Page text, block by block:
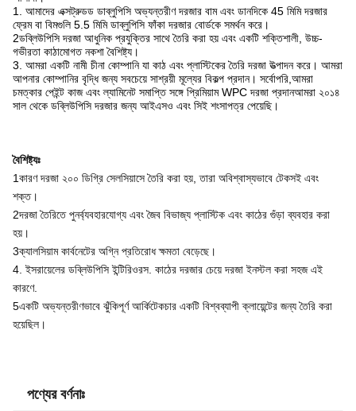
1. আমাদের এক্সট্রুডড ডাব্লুপিসি অভ্যন্তরীণ দরজার বাম এবং ডানদিকে 45 মিমি দরজার
ফ্রেম বা বিমগুলি 5.5 মিমি ডাব্লুপিসি ফাঁকা দরজার বোর্ডকে সমর্থন করে।
2ডব্লিউপিসি দরজা আধুনিক প্রযুক্তির সাথে তৈরি করা হয় এবং একটি শক্তিশালী, উচ্চ-
গভীরতা কাঠামোগত নকশা বৈশিষ্ট্য।
3. আমরা একটি নামী চীনা কোম্পানি যা কাঠ এবং প্লাস্টিকের তৈরি দরজা উত্পাদন করে। আমরা
আপনার কোম্পানির বৃদ্ধি জন্য সবচেয়ে সাশ্রয়ী মূল্যের বিকল্প প্রদান। সর্বোপরি,আমরা
চমত্কার পেইন্ট কাজ এবং ল্যামিনেট সমাপ্তি সঙ্গে প্রিমিয়াম WPC দরজা প্রদানআমরা ২০১৪
সাল থেকে ডব্লিউপিসি দরজার জন্য আইএসও এবং সিই শংসাপত্র পেয়েছি।
বৈশিষ্ট্যঃ
1কারণ দরজা ২০০ ডিগ্রি সেলসিয়াসে তৈরি করা হয়, তারা অবিশ্বাস্যভাবে টেকসই এবং
শক্ত।
2দরজা তৈরিতে পুনর্ব্যবহারযোগ্য এবং জৈব বিভাজ্য প্লাস্টিক এবং কাঠের গুঁড়া ব্যবহার করা
হয়।
3ক্যালসিয়াম কার্বনেটের অগ্নি প্রতিরোধ ক্ষমতা বেড়েছে।
4. ইসরায়েলের ডব্লিউপিসি ইন্টিরিওরস. কাঠের দরজার চেয়ে দরজা ইনস্টল করা সহজ এই
কারণে.
5একটি অভ্যন্তরীণভাবে ঝুঁকিপূর্ণ আর্কিটেকচার একটি বিশ্বব্যাপী ক্লায়েন্টের জন্য তৈরি করা
হয়েছিল।
পণ্যের বর্ণনাঃ